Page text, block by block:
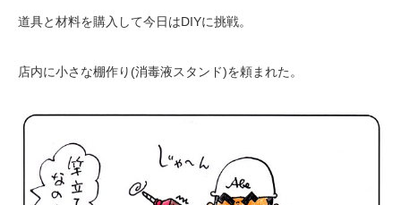
道具と材料を購入して今日はDIYに挑戦。
店内に小さな棚作り(消毒液スタンド)を頼まれた。